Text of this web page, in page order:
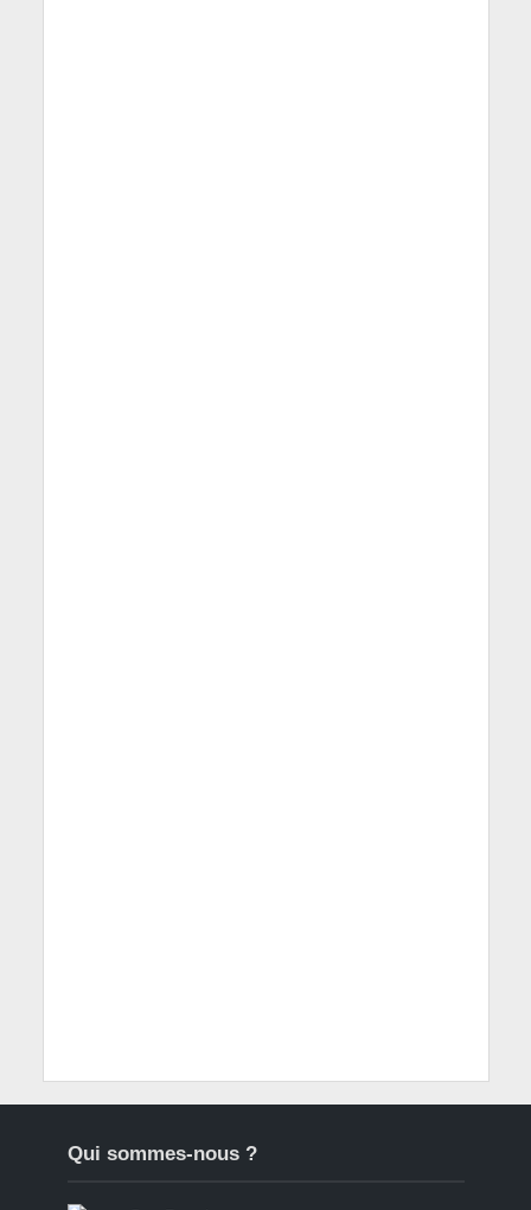
Qui sommes-nous ?